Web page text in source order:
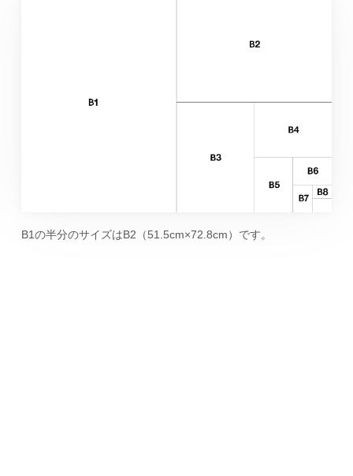
B1の半分のサイズはB2（51.5cm×72.8cm）です。